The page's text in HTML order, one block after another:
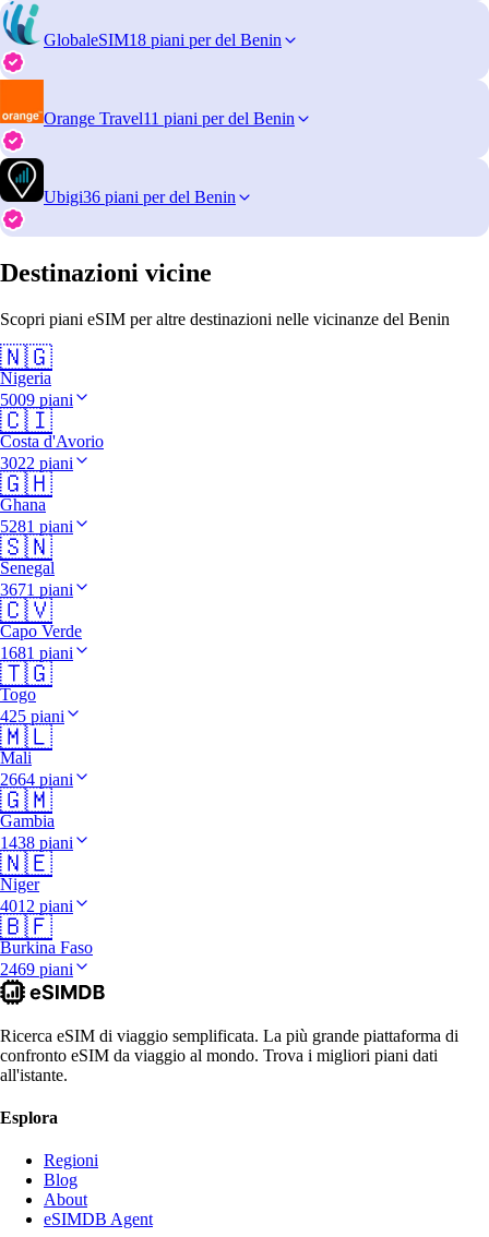
GlobaleSIM18 piani per del Benin
Orange Travel11 piani per del Benin
Ubigi36 piani per del Benin
Destinazioni vicine
Scopri piani eSIM per altre destinazioni nelle vicinanze del Benin
🇳🇬
Nigeria
5009 piani
🇨🇮
Costa d'Avorio
3022 piani
🇬🇭
Ghana
5281 piani
🇸🇳
Senegal
3671 piani
🇨🇻
Capo Verde
1681 piani
🇹🇬
Togo
425 piani
🇲🇱
Mali
2664 piani
🇬🇲
Gambia
1438 piani
🇳🇪
Niger
4012 piani
🇧🇫
Burkina Faso
2469 piani
Ricerca eSIM di viaggio semplificata. La più grande piattaforma di
confronto eSIM da viaggio al mondo. Trova i migliori piani dati
all'istante.
Esplora
Regioni
Blog
About
eSIMDB Agent